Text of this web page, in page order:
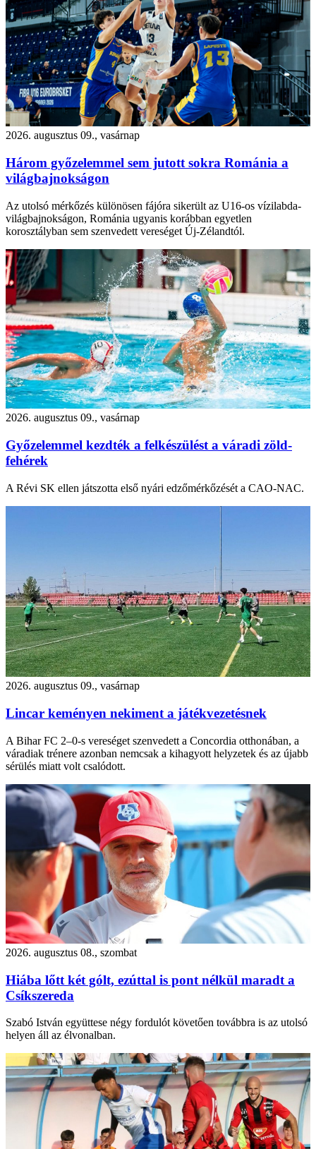
2026. augusztus 09., vasárnap
Három győzelemmel sem jutott sokra Románia a
világbajnokságon
Az utolsó mérkőzés különösen fájóra sikerült az U16-os vízilabda-
világbajnokságon, Románia ugyanis korábban egyetlen
korosztályban sem szenvedett vereséget Új-Zélandtól.
2026. augusztus 09., vasárnap
Győzelemmel kezdték a felkészülést a váradi zöld-
fehérek
A Révi SK ellen játszotta első nyári edzőmérkőzését a CAO-NAC.
2026. augusztus 09., vasárnap
Lincar keményen nekiment a játékvezetésnek
A Bihar FC 2–0-s vereséget szenvedett a Concordia otthonában, a
váradiak trénere azonban nemcsak a kihagyott helyzetek és az újabb
sérülés miatt volt csalódott.
2026. augusztus 08., szombat
Hiába lőtt két gólt, ezúttal is pont nélkül maradt a
Csíkszereda
Szabó István együttese négy fordulót követően továbbra is az utolsó
helyen áll az élvonalban.